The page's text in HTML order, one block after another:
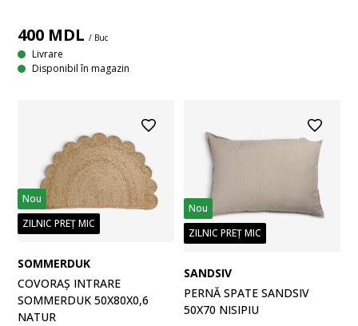
400 MDL / Buc
Livrare
Disponibil în magazin
Nou
ZILNIC PREȚ MIC
SOMMERDUK
COVORAȘ INTRARE
SOMMERDUK 50X80X0,6
NATUR
Nou
ZILNIC PREȚ MIC
SANDSIV
PERNĂ SPATE SANDSIV
50X70 NISIPIU